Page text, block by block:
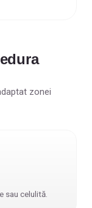
zonei
sau celulită.